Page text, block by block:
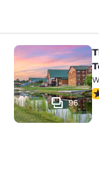
Three
96